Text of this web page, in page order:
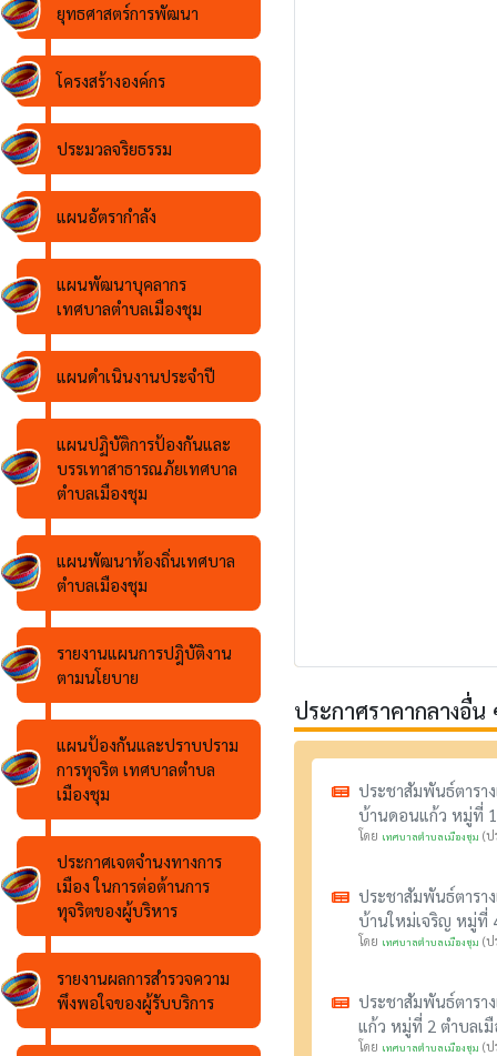
ยุทธศาสตร์การพัฒนา
โครงสร้างองค์กร
ประมวลจริยธรรม
แผนอัตรากำลัง
แผนพัฒนาบุคลากร
เทศบาลตำบลเมืองชุม
แผนดำเนินงานประจำปี
แผนปฏิบัติการป้องกันและ
บรรเทาสาธารณภัยเทศบาล
ตำบลเมืองชุม
แผนพัฒนาท้องถิ่นเทศบาล
ตำบลเมืองชุม
รายงานแผนการปฎิบัติงาน
ตามนโยบาย
แผนป้องกันและปราบปราม
การทุจริต เทศบาลตำบล
เมืองชุม
ประกาศเจตจำนงทางการ
เมือง ในการต่อต้านการ
ทุจริตของผู้บริหาร
รายงานผลการสำรวจความ
พึงพอใจของผู้รับบริการ
ประกาศราคากลางอื่น
ประชาสัมพันธ์ตารา
บ้านดอนแก้ว หมู่ที่ 1
โดย เทศบาลตำบลเมืองชุม (ป
ประชาสัมพันธ์ตารา
บ้านใหม่เจริญ หมู่ที่
โดย เทศบาลตำบลเมืองชุม (ป
ประชาสัมพันธ์ตารา
แก้ว หมู่ที่ 2 ตำบลเมื
โดย เทศบาลตำบลเมืองชุม (ป